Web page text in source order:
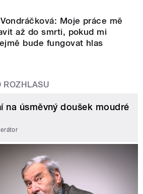
Moje práce mě
až do smrti, pokud mi
bude fungovat hlas
ROZHLASU
na úsměvný doušek moudré